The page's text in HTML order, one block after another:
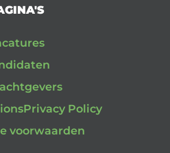
Privacy Policy
voorwaarden